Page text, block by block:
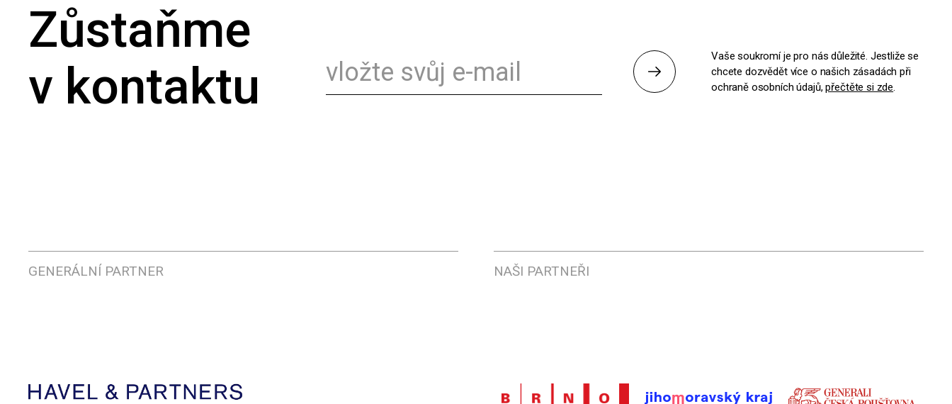
Zůstaňme
v kontaktu
Odeslat
Vaše soukromí je pro nás důležité. Jestliže se
chcete dozvědět více o našich zásadách při
ochraně osobních údajů,přečtěte si zde.
GENERÁLNÍ PARTNER NAŠI PARTNEŘI